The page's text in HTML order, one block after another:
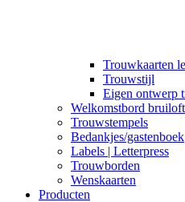
Trouwkaarten
Trouwstijl
Eigen ontwerp
Welkomstbord bruiloft
Trouwstempels
Bedankjes/gastenboek
Labels | Letterpress
Trouwborden
Wenskaarten
Producten